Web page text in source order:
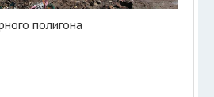
полигона